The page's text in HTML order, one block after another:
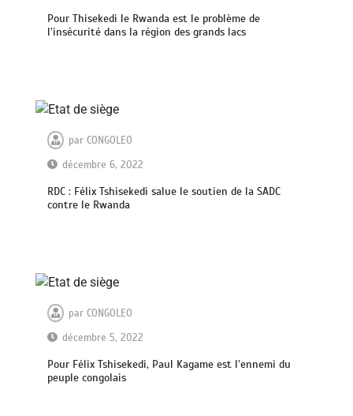
Pour Thisekedi le Rwanda est le problème de
l’insécurité dans la région des grands lacs
parCONGOLEO
décembre 6, 2022
RDC : Félix Tshisekedi salue le soutien de la SADC
contre le Rwanda
parCONGOLEO
décembre 5, 2022
Pour Félix Tshisekedi, Paul Kagame est l’ennemi du
peuple congolais